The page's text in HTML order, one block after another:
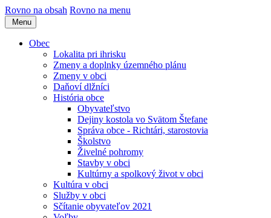
Rovno na obsah Rovno na menu
Menu
Obec
Lokalita pri ihrisku
Zmeny a doplnky územného plánu
Zmeny v obci
Daňoví dlžníci
História obce
Obyvateľstvo
Dejiny kostola vo Svätom Štefane
Správa obce - Richtári, starostovia
Školstvo
Živelné pohromy
Stavby v obci
Kultúrny a spolkový život v obci
Kultúra v obci
Služby v obci
Sčítanie obyvateľov 2021